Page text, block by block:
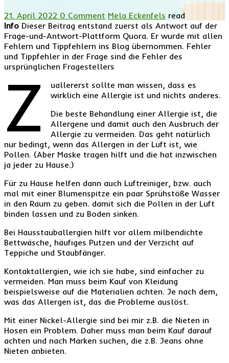
21. April 2022 0 Comment Mela Eckenfels read
Info Dieser Beitrag entstand zuerst als Antwort auf der
Frage-und-Antwort-Plattform Quora. Er wurde mit allen
Fehlern und Tippfehlern ins Blog übernommen. Fehler
und Tippfehler in der Frage sind die Fehler des
ursprünglichen Fragestellers
Z
uallererst sollte man wissen, dass es
wirklich eine Allergie ist und nichts anderes.
Die beste Behandlung einer Allergie ist, die
Allergene und damit auch den Ausbruch der
Allergie zu vermeiden. Das geht natürlich
nur bedingt, wenn das Allergen in der Luft ist, wie
Pollen. (Aber Maske tragen hilft und die hat inzwischen
ja jeder zu Hause.)
Für zu Hause helfen dann auch Luftreiniger, bzw. auch
mal mit einer Blumenspitze ein paar Sprühstöße Wasser
in den Raum zu geben. damit sich die Pollen in der Luft
binden lassen und zu Boden sinken.
Bei Hausstauballergien hilft vor allem milbendichte
Bettwäsche, häufiges Putzen und der Verzicht auf
Teppiche und Staubfänger.
Kontaktallergien, wie ich sie habe, sind einfacher zu
vermeiden. Man muss beim Kauf von Kleidung
beispielsweise auf die Materialien achten. Je nach dem,
was das Allergen ist, das die Probleme auslöst.
Mit einer Nickel-Allergie sind bei mir z.B. die Nieten in
Hosen ein Problem. Daher muss man beim Kauf darauf
achten und nach Marken suchen, die z.B. Jeans ohne
Nieten anbieten.